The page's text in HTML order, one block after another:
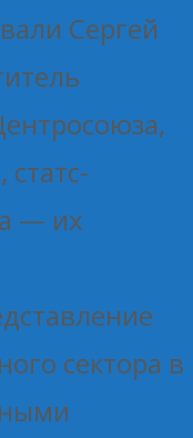
Сергей
— их
сектора в